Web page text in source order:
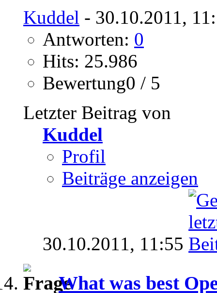
Kuddel - 30.10.2011,
Antworten: 0
Hits: 25.986
Bewertung0 / 5
Letzter Beitrag von
Kuddel
Profil
Beiträge anzeigen
30.10.2011, 11:55
What was best